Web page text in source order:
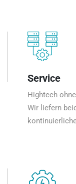
Service
Hightech
Wir liefern